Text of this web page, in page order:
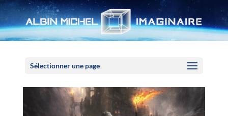
Sélectionner une page
Panneau de gestion des cookies